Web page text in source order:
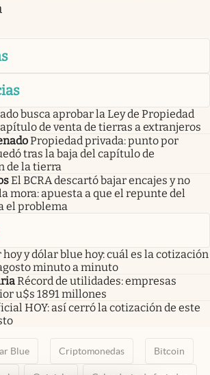
busca aprobar la Ley de Propiedad
de venta de tierras a extranjeros
Propiedad privada: punto por
tras la baja del capítulo de
de la tierra
El BCRA descartó bajar encajes y no
mora: apuesta a que el repunte del
el problema
hoy y dólar blue hoy: cuál es la cotización
minuto a minuto
Récord de utilidades: empresas
u$s 1891 millones
HOY: así cerró la cotización de este
Blue Criptomonedas Bitcoin